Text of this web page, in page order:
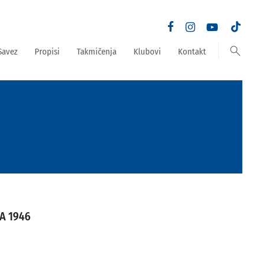
Propisi Takmičenja Klubovi Kontakt search
1946